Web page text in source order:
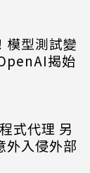
模型測試變
揭始
式代理 另
外入侵外部